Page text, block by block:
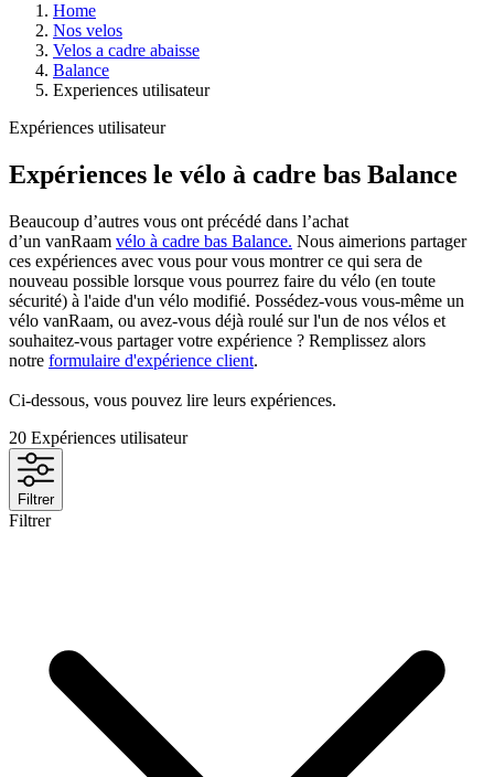
Home
Nos velos
Velos a cadre abaisse
Balance
Experiences utilisateur
Expériences utilisateur
Expériences le vélo à cadre bas Balance
Beaucoup d’autres vous ont précédé dans l’achat
d’un vanRaam vélo à cadre bas Balance. Nous aimerions partager
ces expériences avec vous pour vous montrer ce qui sera de
nouveau possible lorsque vous pourrez faire du vélo (en toute
sécurité) à l'aide d'un vélo modifié. Possédez-vous vous-même un
vélo vanRaam, ou avez-vous déjà roulé sur l'un de nos vélos et
souhaitez-vous partager votre expérience ? Remplissez alors
notre formulaire d'expérience client.
Ci-dessous, vous pouvez lire leurs expériences.
20 Expériences utilisateur
Filtrer
Filtrer